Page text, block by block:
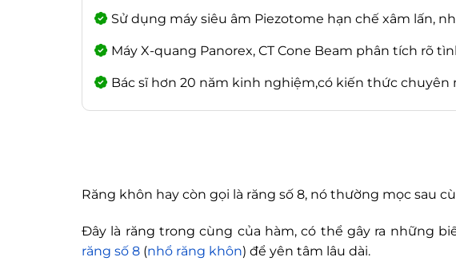
Sử dụng máy siêu âm Piezotome hạn chế xâm lấn,
Máy X-quang Panorex, CT Cone Beam phân tích rõ
Bác sĩ hơn 20 năm kinh nghiệm,có kiến thức
Răng khôn hay còn gọi là răng số 8, nó thường mọc sau
Đây là răng trong cùng của hàm, có thể gây ra những
răng số 8 (nhổ răng khôn) để yên tâm lâu dài.